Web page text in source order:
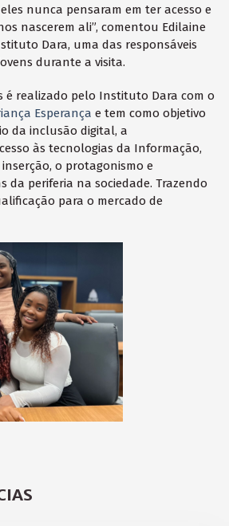
nunca pensaram em ter acesso e
nascerem ali”, comentou Edilaine
Dara, uma das responsáveis
durante a visita.
é realizado pelo Instituto Dara com o
Esperança e tem como objetivo
da inclusão digital, a
às tecnologias da Informação,
o protagonismo e
da periferia na sociedade. Trazendo
para o mercado de